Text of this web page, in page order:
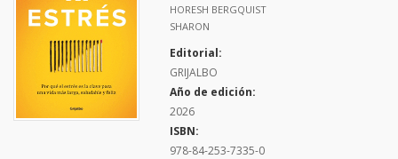
HORESH BERGQUIST
SHARON
Editorial:
GRIJALBO
Año de edición:
2026
ISBN:
978-84-253-7335-0